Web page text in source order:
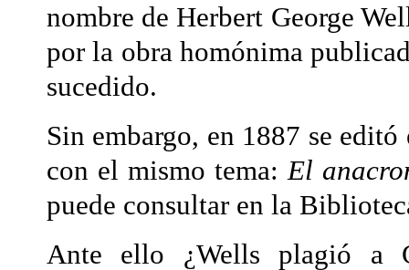
nombre de Herbert George
por la obra homónima
sucedido.
Sin embargo, en 1887 se
con el mismo tema:El
puede consultar en la
Ante ello ¿Wells plagió a